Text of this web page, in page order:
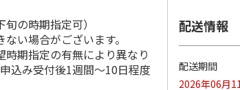
の時期指定可）
い場合がございます。
期指定の有無により異なり
込み受付後1週間～10日程度
配送情報
配送期間
2026年06月